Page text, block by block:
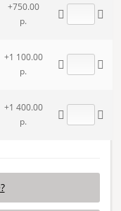
+750.00
р.
+1 100.00
р.
+1 400.00
р.